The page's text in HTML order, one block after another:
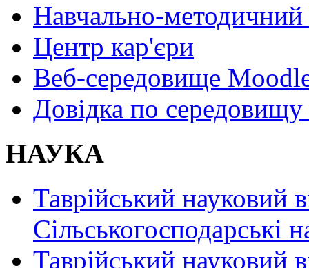
Навчально-методичний
Центр кар'єри
Веб-середовище
Довідка по
НАУКА
Таврійський науковий
Сільськогосподарські
Таврійський науковий